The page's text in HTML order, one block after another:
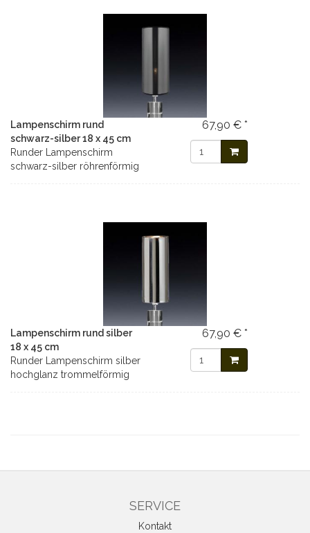
Lampenschirm rund
schwarz-silber 18 x 45 cm
Runder Lampenschirm
schwarz-silber röhrenförmig
67,90 € *
Lampenschirm rund silber
18 x 45 cm
Runder Lampenschirm silber
hochglanz trommelförmig
67,90 € *
SERVICE
Kontakt